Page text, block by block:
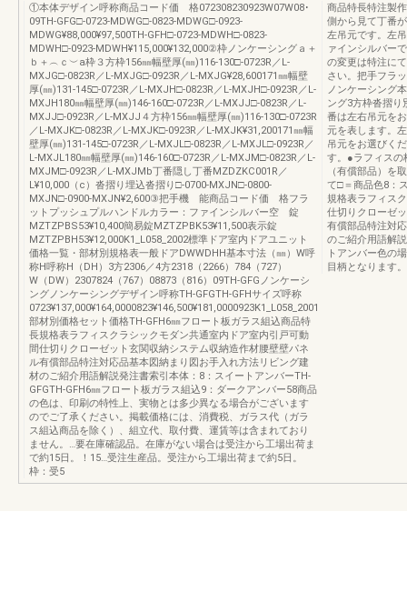
①本体デザイン呼称商品コード価 格072308230923W07W08･
09TH-GFG□-0723-MDWG□-0823-MDWG□-0923-
MDWG¥88,000¥97,500TH-GFH□-0723-MDWH□-0823-
MDWH□-0923-MDWH¥115,000¥132,000②枠ノンケーシングａ＋
ｂ＋︵ｃ︶a枠３方枠156㎜幅壁厚(㎜)116-130□-0723R／L-
MXJG□-0823R／L-MXJG□-0923R／L-MXJG¥28,600171㎜幅壁
厚(㎜)131-145□-0723R／L-MXJH□-0823R／L-MXJH□-0923R／L-
MXJH180㎜幅壁厚(㎜)146-160□-0723R／L-MXJJ□-0823R／L-
MXJJ□-0923R／L-MXJJ４方枠156㎜幅壁厚(㎜)116-130□-0723R
／L-MXJK□-0823R／L-MXJK□-0923R／L-MXJK¥31,200171㎜幅
壁厚(㎜)131-145□-0723R／L-MXJL□-0823R／L-MXJL□-0923R／
L-MXJL180㎜幅壁厚(㎜)146-160□-0723R／L-MXJM□-0823R／L-
MXJM□-0923R／L-MXJMb丁番隠し丁番MZDZKC001R／
L¥10,000（c）沓摺り埋込沓摺り□-0700-MXJN□-0800-
MXJN□-0900-MXJN¥2,600③把手機 能商品コード価 格フラ
ットプッシュプルハンドルカラー：ファインシルバー空 錠
MZTZPBS53¥10,400簡易錠MZTZPBK53¥11,500表示錠
MZTZPBH53¥12,000K1_L058_2002標準ドア室内ドアユニット
価格一覧・部材別規格表一般ドアDWWDHH基本寸法（㎜）W呼
称H呼称H（DH）3方2306／4方2318（2266）784（727）
W（DW）2307824（767）08873（816）09TH-GFGノンケーシ
ングノンケーシングデザイン呼称TH-GFGTH-GFHサイズ呼称
0723¥137,000¥164,0000823¥146,500¥181,0000923K1_L058_2001
部材別価格セット価格TH-GFH6㎜フロート板ガラス組込商品特
長規格表ラフィスクラシックモダン共通室内ドア室内引戸可動
間仕切りクローゼット玄関収納システム収納造作材腰壁壁パネ
ル有償部品特注対応品基本図納まり図お手入れ方法リビング建
材のご紹介用語解説発注書索引本体：8：スイートアンバーTH-
GFGTH-GFH6㎜フロート板ガラス組込9：ダークアンバー58商品
の色は、印刷の特性上、実物とは多少異なる場合がございます
のでご了承ください。掲載価格には、消費税、ガラス代（ガラ
ス組込商品を除く）、組立代、取付費、運賃等は含まれており
ません。…要在庫確認品。在庫がない場合は受注から工場出荷ま
で約15日。！15…受注生産品。受注から工場出荷まで約5日。
枠：受5
商品特長特注製
側から見て丁番
左吊元です。左
ァインシルバー
の変更は特注に
さい。把手フラ
ノンケーシング
ング3方枠沓摺り
番は左右吊元を
元を表します。
吊元をお選びく
す。●ラフィスの
（有償部品）を
て□＝商品色8：
規格表ラフィス
仕切りクローゼ
有償部品特注対
のご紹介用語解
トアンバー色の
目柄となります